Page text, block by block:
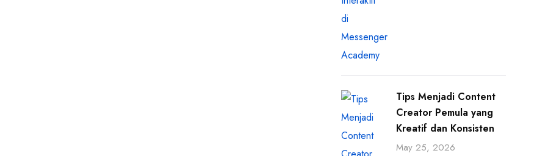
Tips Menjadi Content
Creator Pemula yang
Kreatif dan Konsisten
May 25, 2026